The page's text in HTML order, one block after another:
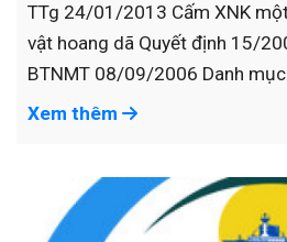
TTg 24/01/2013 Cấm XNK
vật hoang dã Quyết định 15/
BTNMT 08/09/2006 Danh
Xem thêm